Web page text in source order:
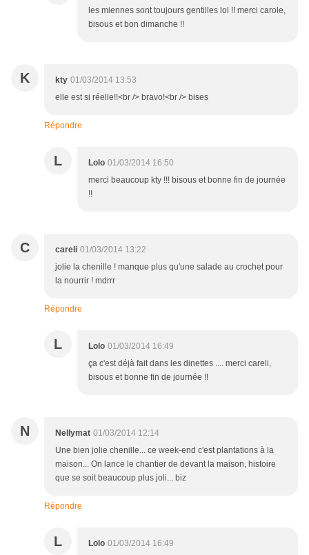
les miennes sont toujours gentilles lol !! merci carole,
bisous et bon dimanche !!
K kty 01/03/2014 13:53
elle est si réelle!!<br /> bravo!<br /> bises
Répondre
L Lolo 01/03/2014 16:50
merci beaucoup kty !!! bisous et bonne fin de journée
!!
C careli 01/03/2014 13:22
jolie la chenille ! manque plus qu'une salade au crochet pour
la nourrir ! mdrrr
Répondre
L Lolo 01/03/2014 16:49
ça c'est déjà fait dans les dinettes .... merci careli,
bisous et bonne fin de journée !!
N Nellymat 01/03/2014 12:14
Une bien jolie chenille... ce week-end c'est plantations à la
maison... On lance le chantier de devant la maison, histoire
que se soit beaucoup plus joli... biz
Répondre
L Lolo 01/03/2014 16:49